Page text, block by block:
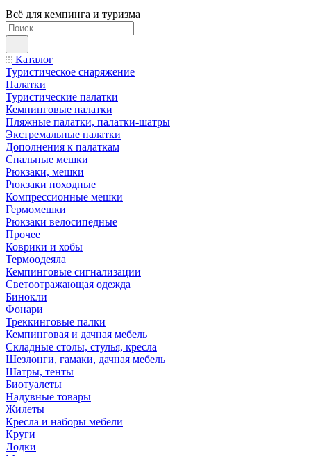
Всё для кемпинга и туризма
Каталог
Туристическое снаряжение
Палатки
Туристические палатки
Кемпинговые палатки
Пляжные палатки, палатки-шатры
Экстремальные палатки
Дополнения к палаткам
Спальные мешки
Рюкзаки, мешки
Рюкзаки походные
Компрессионные мешки
Гермомешки
Рюкзаки велосипедные
Прочее
Коврики и хобы
Термоодеяла
Кемпинговые сигнализации
Светоотражающая одежда
Бинокли
Фонари
Треккинговые палки
Кемпинговая и дачная мебель
Складные столы, стулья, кресла
Шезлонги, гамаки, дачная мебель
Шатры, тенты
Биотуалеты
Надувные товары
Жилеты
Кресла и наборы мебели
Круги
Лодки